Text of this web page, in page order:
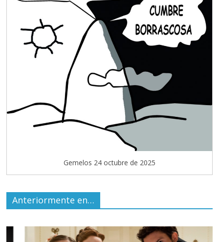
Gemelos 24 octubre de 2025
Anteriormente en…